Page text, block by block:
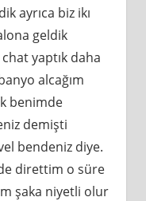
ayrıca biz ikı
geldik
yaptık daha
alcağım
benimde
demişti
bendeniz diye.
direttim o süre
şaka niyetli olur